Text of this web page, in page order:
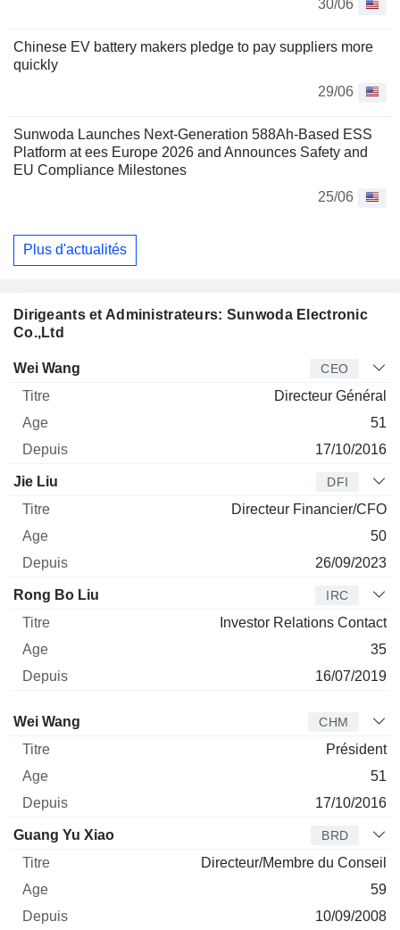
30/06
Chinese EV battery makers pledge to pay suppliers more
quickly
29/06
Sunwoda Launches Next-Generation 588Ah-Based ESS
Platform at ees Europe 2026 and Announces Safety and
EU Compliance Milestones
25/06
Plus d'actualités
Dirigeants et Administrateurs: Sunwoda Electronic
Co.,Ltd
Dirigeant
Wei Wang CEO
Directeur Général
51
17/10/2016
Jie Liu DFI
Directeur Financier/CFO
50
26/09/2023
Rong Bo Liu IRC
Investor Relations Contact
35
16/07/2019
Administrateur
Wei Wang CHM
Président
51
17/10/2016
Guang Yu Xiao BRD
Directeur/Membre du Conseil
59
10/09/2008